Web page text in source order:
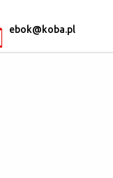
ebok@koba.pl